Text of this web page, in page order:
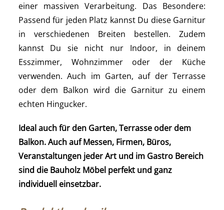
einer massiven Verarbeitung. Das Besondere:
Passend für jeden Platz kannst Du diese Garnitur
in verschiedenen Breiten bestellen. Zudem
kannst Du sie nicht nur Indoor, in deinem
Esszimmer, Wohnzimmer oder der Küche
verwenden. Auch im Garten, auf der Terrasse
oder dem Balkon wird die Garnitur zu einem
echten Hingucker.
Ideal auch für den Garten, Terrasse oder dem
Balkon. Auch auf Messen, Firmen, Büros,
Veranstaltungen jeder Art und im Gastro Bereich
sind die Bauholz Möbel perfekt und ganz
individuell einsetzbar.